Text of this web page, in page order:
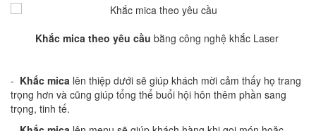
Khắc mica theo yêu cầu bằng công nghệ khắc Laser
- Khắc mica lên thiệp dưới sẽ giúp khách mời cảm thấy họ trang
trọng hơn và cũng giúp tổng thể buổi hội hôn thêm phần sang
trọng, tinh tế.